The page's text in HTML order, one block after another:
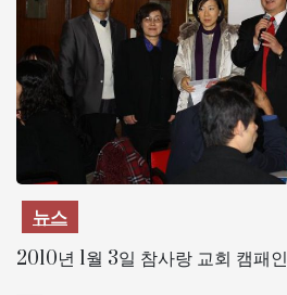
뉴스
2010년 1월 3일 참사랑 교회 캠패인